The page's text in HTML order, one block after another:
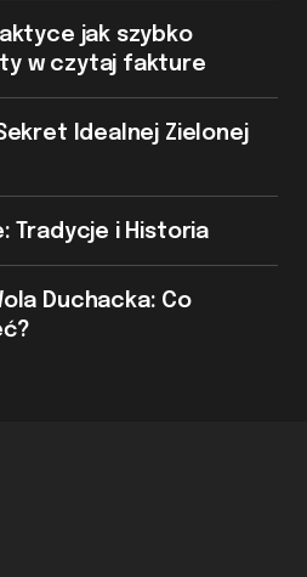
jak szybko
w czytaj fakture
Idealnej Zielonej
Tradycje i Historia
Duchacka: Co